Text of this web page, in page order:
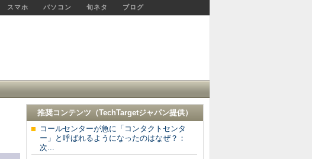
スマホ パソコン 旬ネタ ブログ
推奨コンテンツ（TechTargetジャパン提供）
コールセンターが急に「コンタクトセンタ
ー」と呼ばれるようになったのはなぜ？：
次...